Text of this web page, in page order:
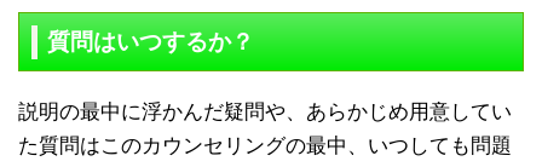
質問はいつするか？
説明の最中に浮かんだ疑問や、あらかじめ用意してい
た質問はこのカウンセリングの最中、いつしても問題